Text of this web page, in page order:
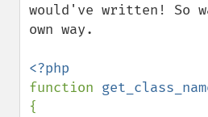
would've written! So
own way.
function
{